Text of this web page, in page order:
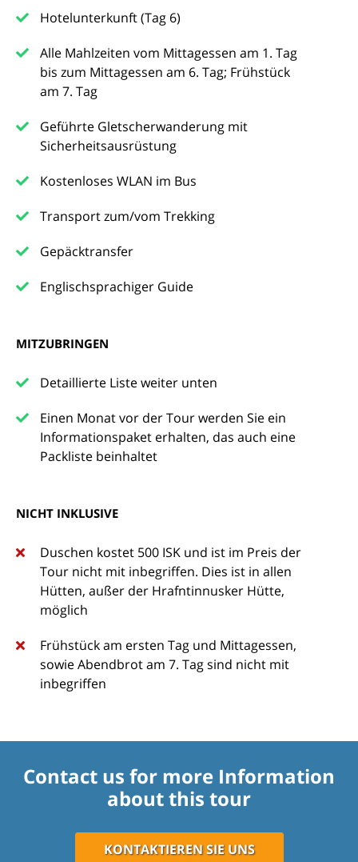
Hotelunterkunft (Tag 6)
Alle Mahlzeiten vom Mittagessen am 1. Tag
bis zum Mittagessen am 6. Tag; Frühstück
am 7. Tag
Geführte Gletscherwanderung mit
Sicherheitsausrüstung
Kostenloses WLAN im Bus
Transport zum/vom Trekking
Gepäcktransfer
Englischsprachiger Guide
MITZUBRINGEN
Detaillierte Liste weiter unten
Einen Monat vor der Tour werden Sie ein
Informationspaket erhalten, das auch eine
Packliste beinhaltet
NICHT INKLUSIVE
Duschen kostet 500 ISK und ist im Preis der
Tour nicht mit inbegriffen. Dies ist in allen
Hütten, außer der Hrafntinnusker Hütte,
möglich
Frühstück am ersten Tag und Mittagessen,
sowie Abendbrot am 7. Tag sind nicht mit
inbegriffen
Contact us for more Information
about this tour
KONTAKTIEREN SIE UNS